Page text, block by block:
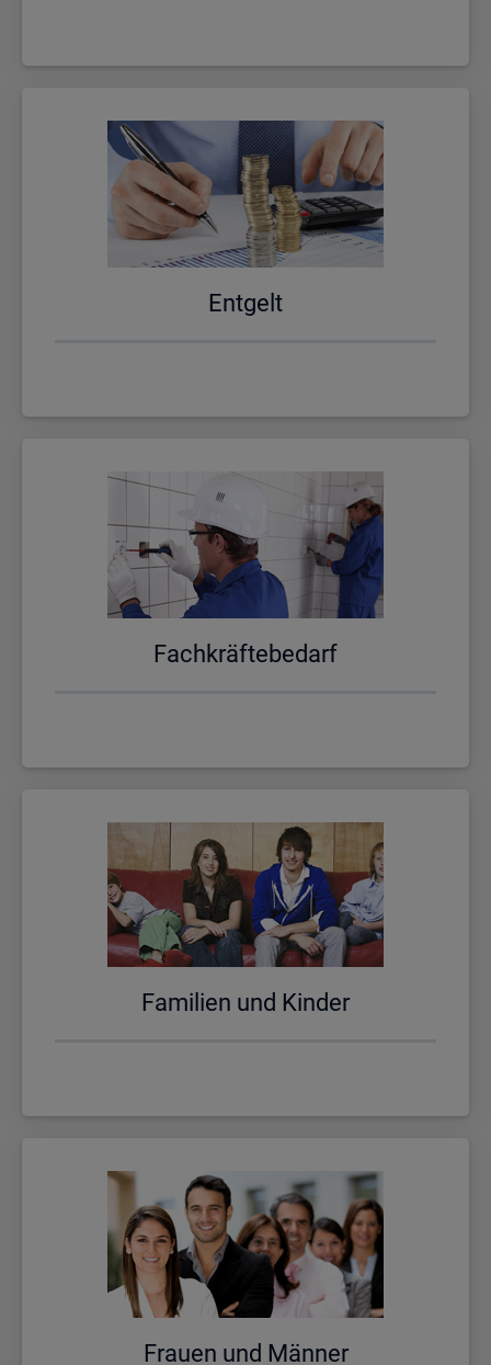
Ent­gelt
Fach­kräf­te­be­darf
Fa­mi­li­en und Kin­der
Frau­en und Män­ner